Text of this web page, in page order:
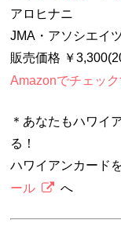
アロヒナニ
JMA・アソシエイ
販売価格 ￥
Amazonでチェック
＊あなたもハワイ
る！
ハワイアンカード
ール
へ